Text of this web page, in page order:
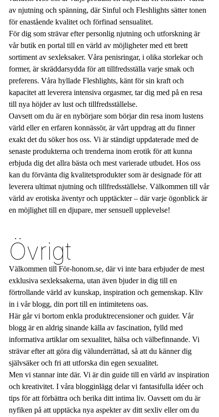
av njutning och spänning, där Sinful och Fleshlights sätter tonen
för enastående kvalitet och förfinad sensualitet.
För dig som strävar efter personlig njutning och utforskning är
vår butik en portal till en värld av möjligheter med ett brett
sortiment av sexleksaker. Våra penisringar, i olika storlekar och
former, är skräddarsydda för att tillfredsställa varje smak och
preferens. Våra hyllade Fleshlights, känt för sin kraft och
kapacitet att leverera intensiva orgasmer, tar dig med på en resa
till nya höjder av lust och tillfredsställelse.
Oavsett om du är en nybörjare som börjar din resa inom lustens
värld eller en erfaren konnässör, är vårt uppdrag att du finner
exakt det du söker hos oss. Vi är ständigt uppdaterade med de
senaste produkterna och trenderna inom erotik för att kunna
erbjuda dig det allra bästa och mest varierade utbudet. Hos oss
kan du förvänta dig kvalitetsprodukter som är designade för att
leverera ultimat njutning och tillfredsställelse. Välkommen till vår
värld av erotiska äventyr och upptäckter – där varje ögonblick är
en möjlighet till en djupare, mer sensuell upplevelse!
Övrigt
Välkommen till För-honom.se, där vi inte bara erbjuder de mest
exklusiva sexleksakerna, utan även bjuder in dig till en
förtrollande värld av kunskap, inspiration och gemenskap. Kliv
in i vår blogg, din port till en intimitetens oas.
Här går vi bortom enkla produktrecensioner och guider. Vår
blogg är en aldrig sinande källa av fascination, fylld med
informativa artiklar om sexualitet, hälsa och välbefinnande. Vi
strävar efter att göra dig välunderrättad, så att du känner dig
självsäker och fri att utforska din egen sexualitet.
Men vi stannar inte där. Vi är din guide till en värld av inspiration
och kreativitet. I våra blogginlägg delar vi fantasifulla idéer och
tips för att förbättra och berika ditt intima liv. Oavsett om du är
nyfiken på att upptäcka nya aspekter av ditt sexliv eller om du